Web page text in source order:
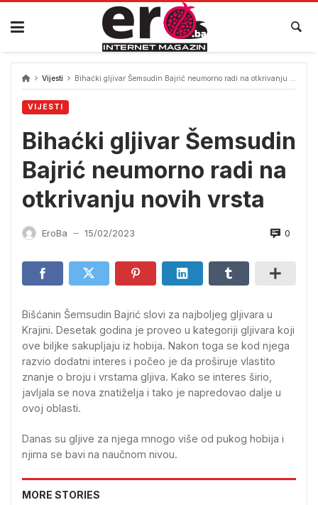
Skip
content
Vijesti Bihaćki gljivar Šemsudin Bajrić neumorno radi na otkrivanju novih vrsta
VIJESTI
Bihaćki gljivar Šemsudin
Bajrić neumorno radi na
otkrivanju novih vrsta
EroBa — 15/02/2023 0
Bišćanin Šemsudin Bajrić slovi za najboljeg gljivara u
Krajini. Desetak godina je proveo u kategoriji gljivara koji
ove biljke sakupljaju iz hobija. Nakon toga se kod njega
razvio dodatni interes i počeo je da proširuje vlastito
znanje o broju i vrstama gljiva. Kako se interes širio,
javljala se nova znatiželja i tako je napredovao dalje u
ovoj oblasti.
Danas su gljive za njega mnogo više od pukog hobija i
njima se bavi na naučnom nivou.
MORE STORIES